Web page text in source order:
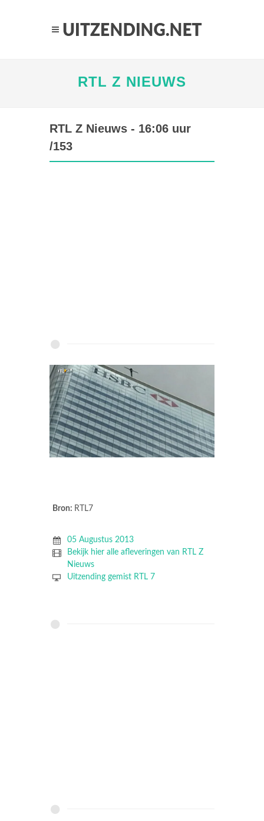
RTL Z NIEUWS
RTL Z Nieuws - 16:06 uur
/153
Bron: RTL7
05 Augustus 2013
Bekijk hier alle afleveringen van RTL Z
Nieuws
Uitzending gemist RTL 7